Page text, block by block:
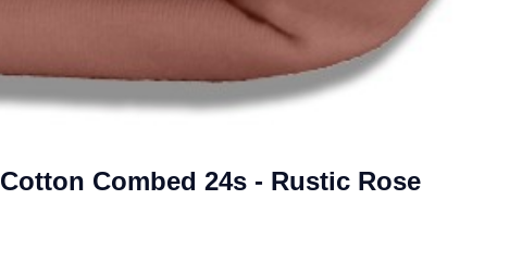
Cotton Combed 24s - Rustic Rose